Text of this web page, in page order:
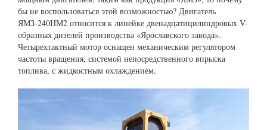
бы не воспользоваться этой возможностью? Двигатель
ЯМЗ-240НМ2 относится к линейке двенадцатицилиндровых V-
образных дизелей производства «Ярославского завода».
Четырехтактный мотор оснащен механическим регулятором
частоты вращения, системой непосредственного впрыска
топлива, с жидкостным охлаждением.